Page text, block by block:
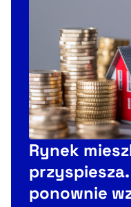
Rynek
ponownie